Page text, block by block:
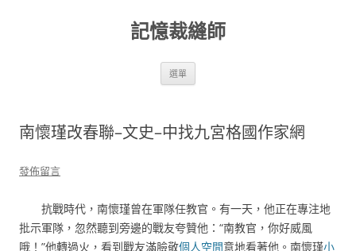
記憶裁縫師
選單
南懷瑾改春聯–文史–中找九宮格國作家網
發佈留言
抗戰時代，南懷瑾曾在軍隊任教官。有一天，他正在專注地
批示軍隊，忽然聽到旁邊的戰友夸贊他：“南教官，你好威風
哦！”他轉過火，看到戰友滿臉敬個人空間意地看著他。南懷瑾小